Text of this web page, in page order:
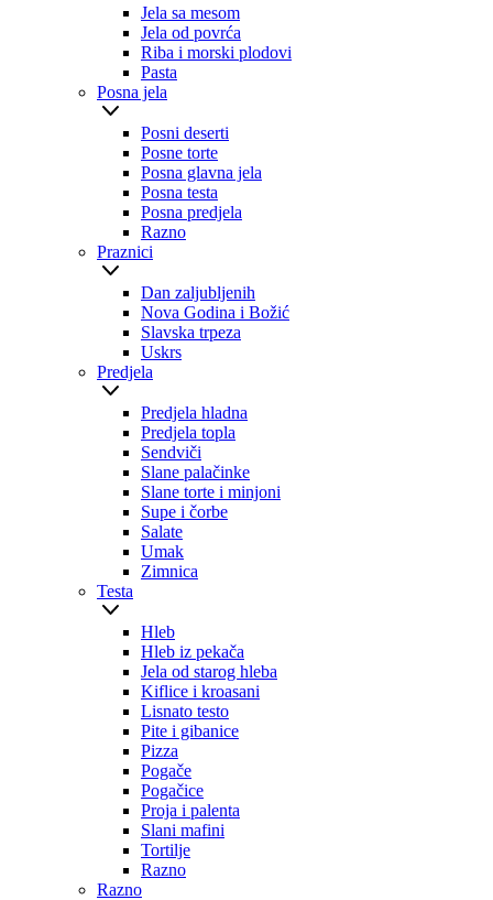
Jela sa mesom
Jela od povrća
Riba i morski plodovi
Pasta
Posna jela
Posni deserti
Posne torte
Posna glavna jela
Posna testa
Posna predjela
Razno
Praznici
Dan zaljubljenih
Nova Godina i Božić
Slavska trpeza
Uskrs
Predjela
Predjela hladna
Predjela topla
Sendviči
Slane palačinke
Slane torte i minjoni
Supe i čorbe
Salate
Umak
Zimnica
Testa
Hleb
Hleb iz pekača
Jela od starog hleba
Kiflice i kroasani
Lisnato testo
Pite i gibanice
Pizza
Pogače
Pogačice
Proja i palenta
Slani mafini
Tortilje
Razno
Razno